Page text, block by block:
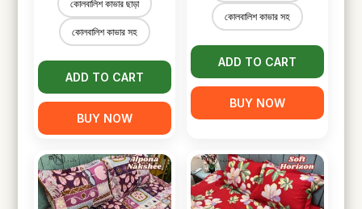
৳ 1,350.00
through
৳ 1,550.00
কোলবালিশ কাভার ছাড়া
কোলবালিশ কাভার সহ
ADD TO CART
BUY NOW
through
কোলবালিশ কাভার সহ
ADD TO CART
BUY NOW